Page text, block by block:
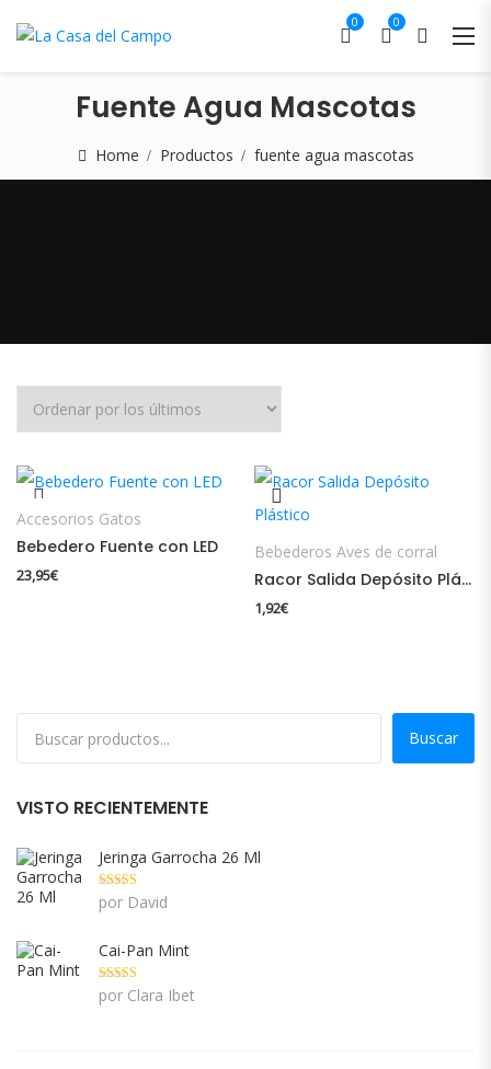
0 0
Fuente Agua Mascotas
Home Productos fuente agua mascotas
Accesorios Gatos
Bebedero Fuente con LED
23,95€
Bebederos Aves de corral
Racor Salida Depósito Plástico
1,92€
Buscar
VISTO RECIENTEMENTE
Jeringa Garrocha 26 Ml
Valorado con
5 de 5
por David
Cai-Pan Mint
Valorado con
5 de 5
por Clara Ibet